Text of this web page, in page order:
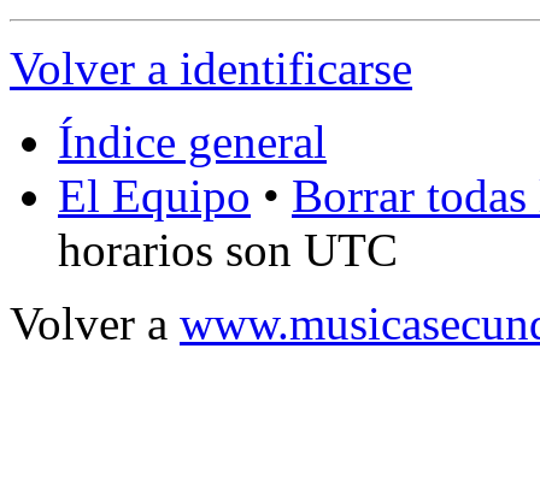
Volver a identificarse
Índice general
El Equipo • Borrar
horarios son UTC
Volver a